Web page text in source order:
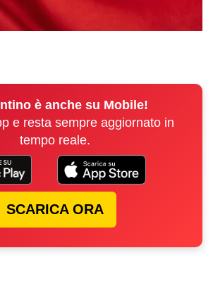
è anche su Mobile!
e resta sempre aggiornato in
tempo reale.
SCARICA ORA